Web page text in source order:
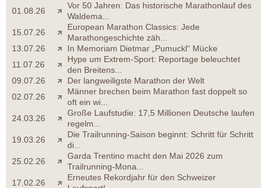
01.08.26
Vor 50 Jahren: Das historische Marathonlauf des
Waldema...
15.07.26
European Marathon Classics: Jede
Marathongeschichte zäh...
13.07.26
In Memoriam Dietmar „Pumuckl“ Mücke
11.07.26
Hype um Extrem-Sport: Reportage beleuchtet
den Breitens...
09.07.26
Der langweiligste Marathon der Welt
02.07.26
Männer brechen beim Marathon fast doppelt so
oft ein wi...
24.03.26
Große Laufstudie: 17,5 Millionen Deutsche laufen
regelm...
19.03.26
Die Trailrunning-Saison beginnt: Schritt für Schritt
di...
25.02.26
Garda Trentino macht den Mai 2026 zum
Trailrunning-Mona...
17.02.26
Erneutes Rekordjahr für den Schweizer